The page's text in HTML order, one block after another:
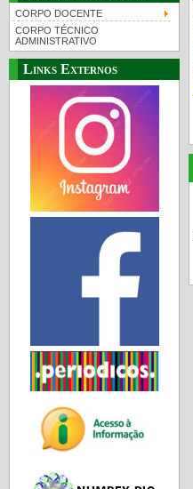
CORPO DOCENTE
CORPO TÉCNICO
ADMINISTRATIVO
Links Externos